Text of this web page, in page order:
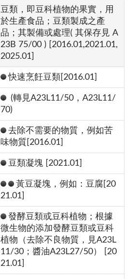
豆類，即豆科植物的果實，用
於生產食品；豆類製成之產
品；其製備或處理( 其保存見 A
23B 75/00 ) [2016.01,2021.01,
2025.01]
快速烹飪豆類[2016.01]
(轉見A23L11/50，A23L11/
70)
去除不需要的物質，例如苦
味物質[2016.01]
豆類凝塊 [2021.01]
黃豆凝塊，例如：豆腐[20
21.01]
發酵豆類或豆科植物；根據
微生物的添加發酵豆類或豆科
植物（去除不良物質，見A23L
11/30；醬油A23L27/50） [20
21.01]